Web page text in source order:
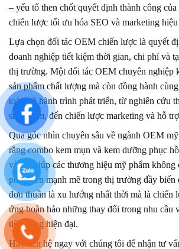
– yếu tố then chốt quyết định thành công
chiến lược tối ưu hóa SEO và marketing hiệu
Lựa chọn đối tác OEM chiến lược là quyết
doanh nghiệp tiết kiệm thời gian, chi phí và
thị trường. Một đối tác OEM chuyên nghiệp
sản phẩm chất lượng mà còn đồng hành
toàn bộ hành trình phát triển, từ nghiên cứu
sản phẩm, đến chiến lược marketing và hỗ
Qua góc nhìn chuyên sâu về ngành OEM
rằng combo kem mụn và kem dưỡng phục
vàng” giúp các thương hiệu mỹ phẩm không
phát triển mạnh mẽ trong thị trường đầy
đơn thuần là xu hướng nhất thời mà là chiến
ứng hoàn hảo những thay đổi trong nhu cầu
tiêu dùng hiện đại.
Hãy liên hệ ngay với chúng tôi để nhận tư